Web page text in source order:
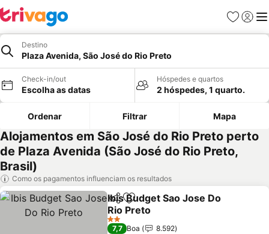
Favoritos
Iniciar
Destino
Plaza Avenida, São José do Rio Preto
Check-in/out
Escolha as datas
Hóspedes e quartos
2 hóspedes, 1 quarto.
Ordenar Filtrar Mapa
Alojamentos em São José do Rio Preto perto
de Plaza Avenida (São José do Rio Preto,
Brasil)
Como os pagamentos influenciam os resultados
PartilharAdicionar aos favoritos
Ibis Budget Sao Jose Do
Rio Preto
2 Estrelas
7,7 Boa
8.592